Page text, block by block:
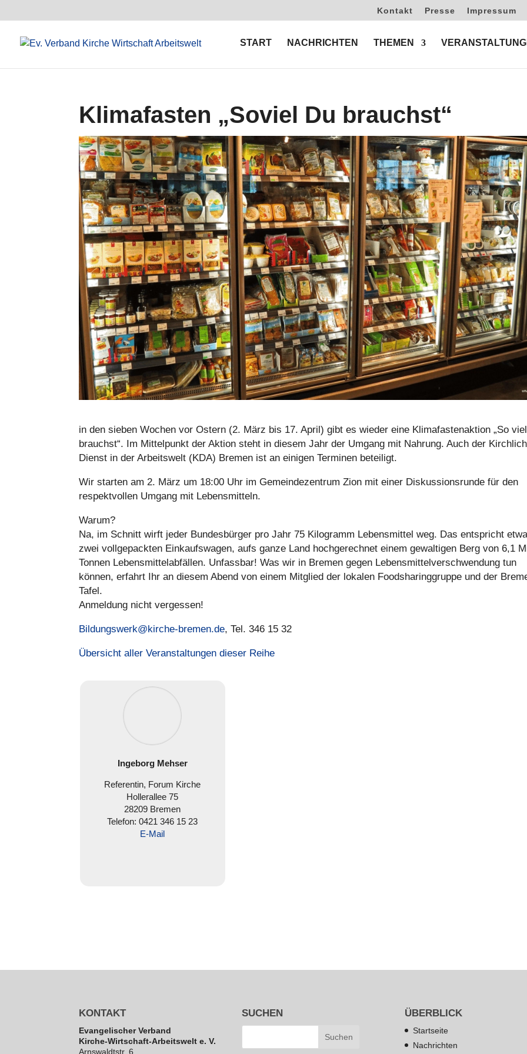
Kontakt Presse Impressum
START NACHRICHTEN THEMEN
Klimafasten „Soviel Du brauchst“
in den sieben Wochen vor Ostern (2. März bis 17. April) gibt es wieder eine Kli­ma­fas­ten­ak­tion „So
brauchst“. Im Mit­tel­punkt der Aktion steht in diesem Jahr der Umgang mit Nahrung. Auch der
Dienst in der Arbeits­welt (KDA) Bremen ist an einigen Terminen betei­ligt.
Wir starten am 2. März um 18:00 Uhr im Gemein­de­zen­trum Zion mit einer Dis­kus­si­ons­runde für den
respekt­vol­len Umgang mit Lebens­mit­teln.
Warum?
Na, im Schnitt wirft jeder Bun­des­bür­ger pro Jahr 75 Kilo­gramm Lebens­mit­tel weg. Das ent­spricht etwa
zwei voll­ge­pack­ten Ein­kaufs­wa­gen, aufs ganze Land hoch­ge­rech­net einem gewal­ti­gen Berg von 6,1
Tonnen Lebens­mit­tel­ab­fäl­len. Unfass­bar! Was wir in Bremen gegen Lebens­mit­tel­ver­schwen­dung tun
können, erfahrt Ihr an diesem Abend von einem Mitglied der lokalen Foodsha­ring­gruppe und der
Tafel.
Anmel­dung nicht ver­ges­sen!
Bildungswerk@kirche-bremen.de, Tel. 346 15 32
Über­sicht aller Ver­an­stal­tun­gen dieser Reihe
Ingeborg Mehser
Refe­ren­tin, Forum Kirche
Hol­ler­al­lee 75
28209 Bremen
Telefon: 0421 346 15 23
E‑Mail
KONTAKT
Evan­ge­li­scher Verband
Kirche-Wirt­schaft-Arbeits­welt e. V.
Arns­waldt­str. 6
SUCHEN ÜBERBLICK
Startseite
Nachrichten